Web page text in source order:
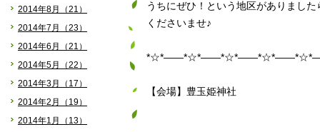
2014年8月（21）
2014年7月（23）
2014年6月（21）
2014年5月（22）
2014年3月（17）
2014年2月（19）
2014年1月（13）
うちにぜひ！という地区がありまし
くださいませ♪
【会場】豊玉姫神社